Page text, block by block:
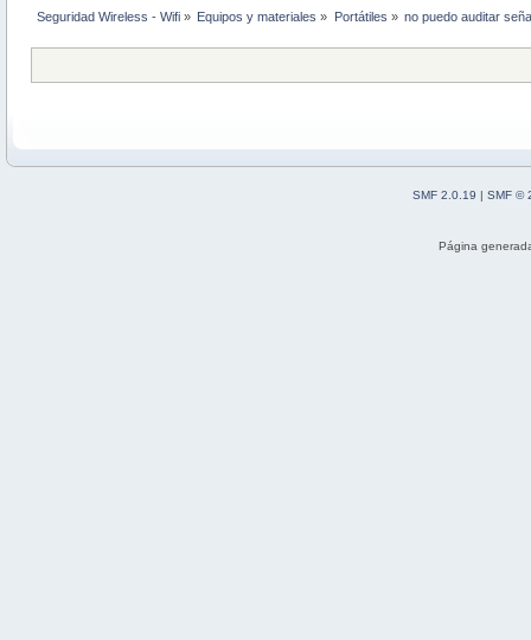
Seguridad Wireless - Wifi » Equipos y materiales » Portátiles » no puedo auditar
SMF 2.0.19 | SMF ©
Página